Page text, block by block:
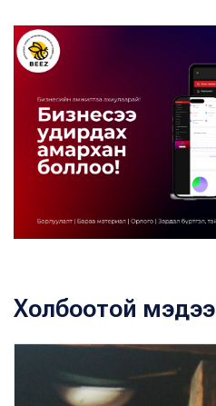
Холбоотой мэдээ